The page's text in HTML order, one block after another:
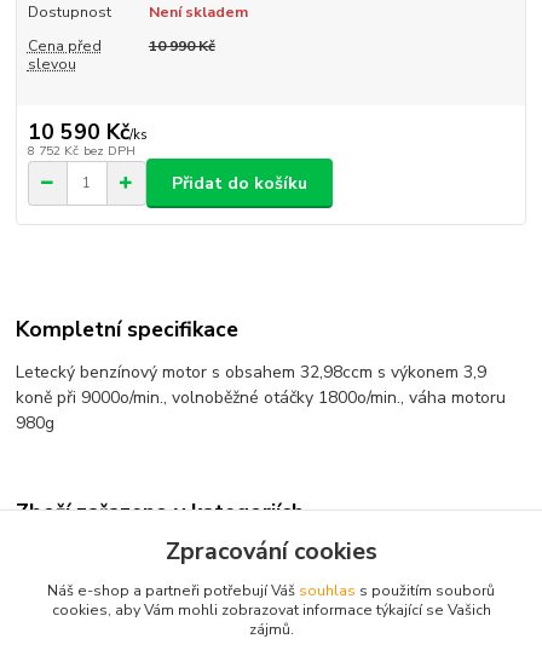
Dostupnost
Není skladem
Cena před
slevou
10 990 Kč
10 590 Kč/ks
8 752 Kč bez DPH
Přidat do košíku
Kompletní specifikace
Letecký benzínový motor s obsahem 32,98ccm s výkonem 3,9
koně při 9000o/min., volnoběžné otáčky 1800o/min., váha motoru
980g
Zboží zařazeno v kategoriích
Spalovací motory
Benzínové
Zpracování cookies
Náš e-shop a partneři potřebují Váš souhlas s použitím souborů
cookies, aby Vám mohli zobrazovat informace týkající se Vašich
zájmů.